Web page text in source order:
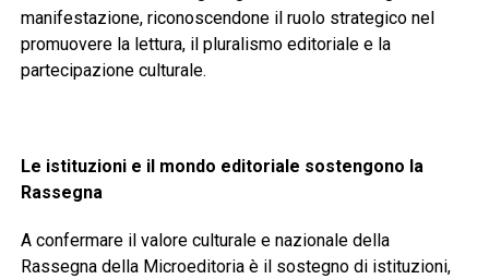
manifestazione, riconoscendone il ruolo strategico nel
promuovere la lettura, il pluralismo editoriale e la
partecipazione culturale.
Le istituzioni e il mondo editoriale sostengono la
Rassegna
A confermare il valore culturale e nazionale della
Rassegna della Microeditoria è il sostegno di istituzioni,